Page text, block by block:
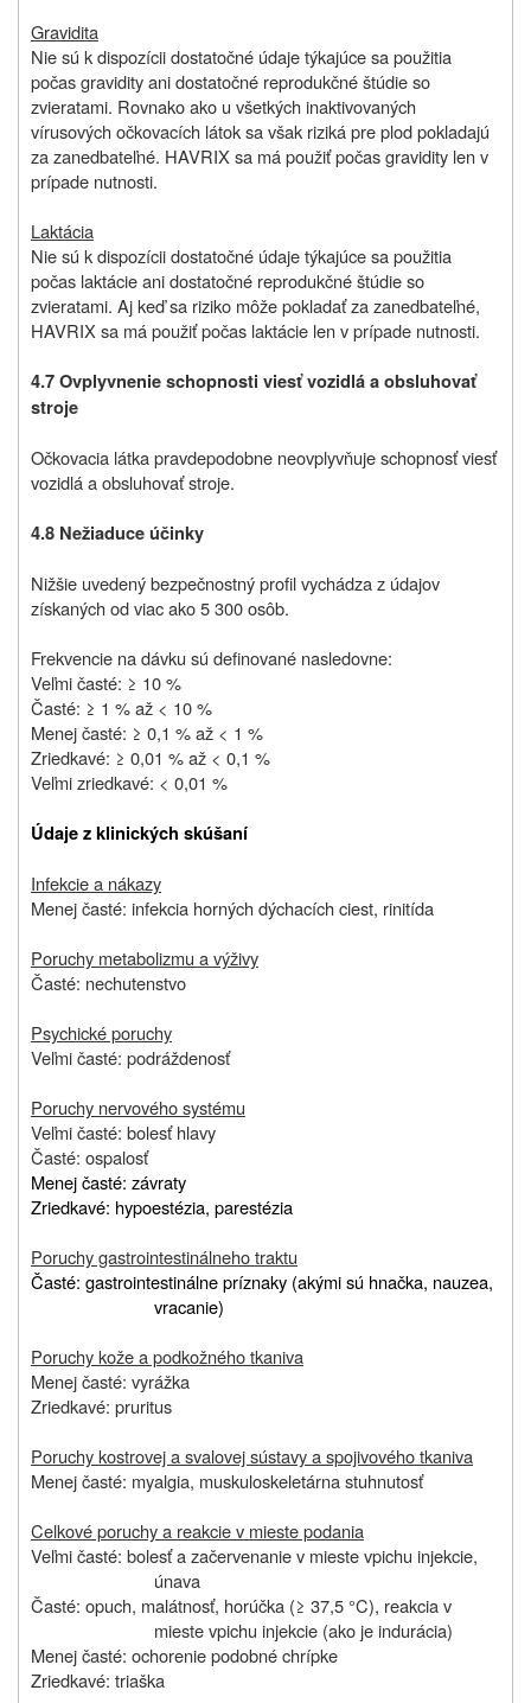
Gravidita
Nie sú k dispozícii dostatočné údaje týkajúce sa použitia
počas gravidity ani dostatočné reprodukčné štúdie so
zvieratami. Rovnako ako u všetkých inaktivovaných
vírusových očkovacích látok sa však riziká pre plod pokladajú
za zanedbateľné. HAVRIX sa má použiť počas gravidity len v
prípade nutnosti.
Laktácia
Nie sú k dispozícii dostatočné údaje týkajúce sa použitia
počas laktácie ani dostatočné reprodukčné štúdie so
zvieratami. Aj keď sa riziko môže pokladať za zanedbateľné,
HAVRIX sa má použiť počas laktácie len v prípade nutnosti.
4.7 Ovplyvnenie schopnosti viesť vozidlá a obsluhovať
stroje
Očkovacia látka pravdepodobne neovplyvňuje schopnosť viesť
vozidlá a obsluhovať stroje.
4.8 Nežiaduce účinky
Nižšie uvedený bezpečnostný profil vychádza z údajov
získaných od viac ako 5 300 osôb.
Frekvencie na dávku sú definované nasledovne:
Veľmi časté: ≥ 10 %
Časté: ≥ 1 % až < 10 %
Menej časté: ≥ 0,1 % až < 1 %
Zriedkavé: ≥ 0,01 % až < 0,1 %
Veľmi zriedkavé: < 0,01 %
Údaje z klinických skúšaní
Infekcie a nákazy
Menej časté: infekcia horných dýchacích ciest, rinitída
Poruchy metabolizmu a výživy
Časté: nechutenstvo
Psychické poruchy
Veľmi časté: podráždenosť
Poruchy nervového systému
Veľmi časté: bolesť hlavy
Časté: ospalosť
Menej časté: závraty
Zriedkavé: hypoestézia, parestézia
Poruchy gastrointestinálneho traktu
Časté: gastrointestinálne príznaky (akými sú hnačka, nauzea,
vracanie)
Poruchy kože a podkožného tkaniva
Menej časté: vyrážka
Zriedkavé: pruritus
Poruchy kostrovej a svalovej sústavy a spojivového tkaniva
Menej časté: myalgia, muskuloskeletárna stuhnutosť
Celkové poruchy a reakcie v mieste podania
Veľmi časté: bolesť a začervenanie v mieste vpichu injekcie,
únava
Časté: opuch, malátnosť, horúčka (≥ 37,5 °C), reakcia v
mieste vpichu injekcie (ako je indurácia)
Menej časté: ochorenie podobné chrípke
Zriedkavé: triaška